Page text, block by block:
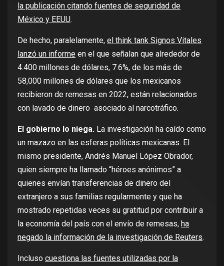
la publicación citando fuentes de seguridad de
México y EEUU.
De hecho, paralelamente, el think tank Signos Vitales
lanzó un informe en el que señalan que alrededor de
4.400 millones de dólares, 7.6%, de los más de
58,000 millones de dólares que los mexicanos
recibieron de remesas en 2022, están relacionados
con lavado de dinero asociado al narcotráfico.
El gobierno lo niega. La investigación ha caído como
un mazazo en las esferas políticas mexicanas. El
mismo presidente, Andrés Manuel López Obrador,
quien siempre ha llamado “héroes anónimos” a
quienes envían transferencias de dinero del
extranjero a sus familias regularmente y que ha
mostrado repetidas veces su gratitud por contribuir a
la economía del país con el envío de remesas, ha
negado la información de la investigación de Reuters.
Incluso cuestiona las fuentes utilizadas por la